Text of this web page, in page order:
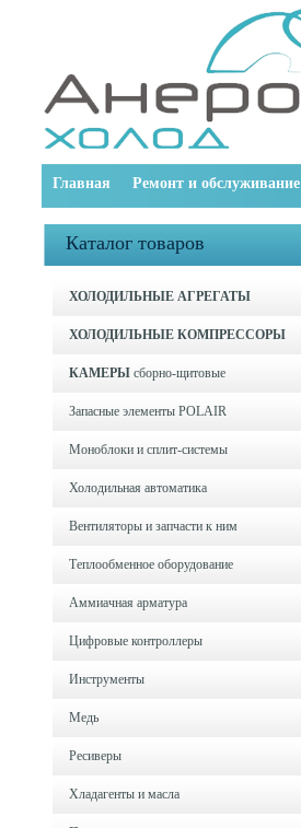
Главная Ремонт и обслуживание
Каталог товаров
ХОЛОДИЛЬНЫЕ АГРЕГАТЫ
ХОЛОДИЛЬНЫЕ КОМПРЕССОРЫ
КАМЕРЫ сборно-щитовые
Запасные элементы POLAIR
Моноблоки и cплит-системы
Холодильная автоматика
Вентиляторы и запчасти к ним
Теплообменное оборудование
Аммиачная арматура
Цифровые контроллеры
Инструменты
Медь
Ресиверы
Хладагенты и масла